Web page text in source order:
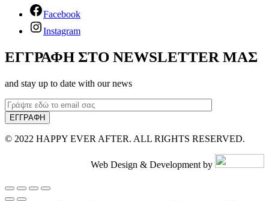
Facebook
Instagram
ΕΓΓΡΑΦΗ ΣΤΟ NEWSLETTER ΜΑΣ
and stay up to date with our news
© 2022 HAPPY EVER AFTER. ALL RIGHTS RESERVED.
Web Design & Development by